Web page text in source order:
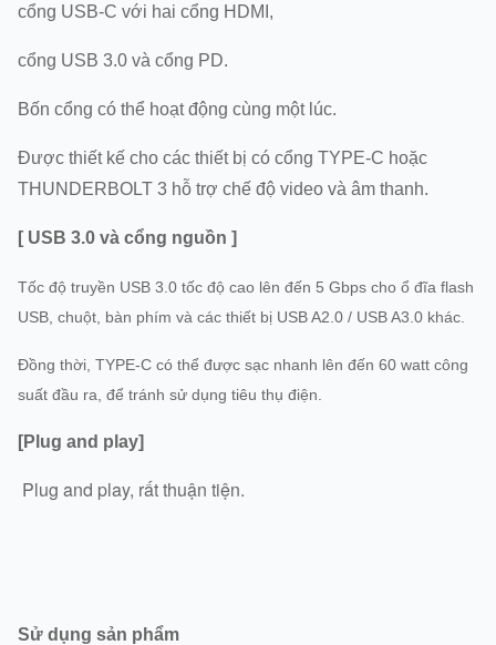
cổng USB-C với hai cổng HDMI,
cổng USB 3.0 và cổng PD.
Bốn cổng có thể hoạt động cùng một lúc.
Được thiết kế cho các thiết bị có cổng TYPE-C hoặc
THUNDERBOLT 3 hỗ trợ chế độ video và âm thanh.
[ USB 3.0 và cổng nguồn ]
Tốc độ truyền USB 3.0 tốc độ cao lên đến 5 Gbps cho ổ đĩa flash
USB, chuột, bàn phím và các thiết bị USB A2.0 / USB A3.0 khác.
Đồng thời, TYPE-C có thể được sạc nhanh lên đến 60 watt công
suất đầu ra, để tránh sử dụng tiêu thụ điện.
[Plug and play]
Plug and play, rất thuận tiện.
Sử dụng sản phẩm